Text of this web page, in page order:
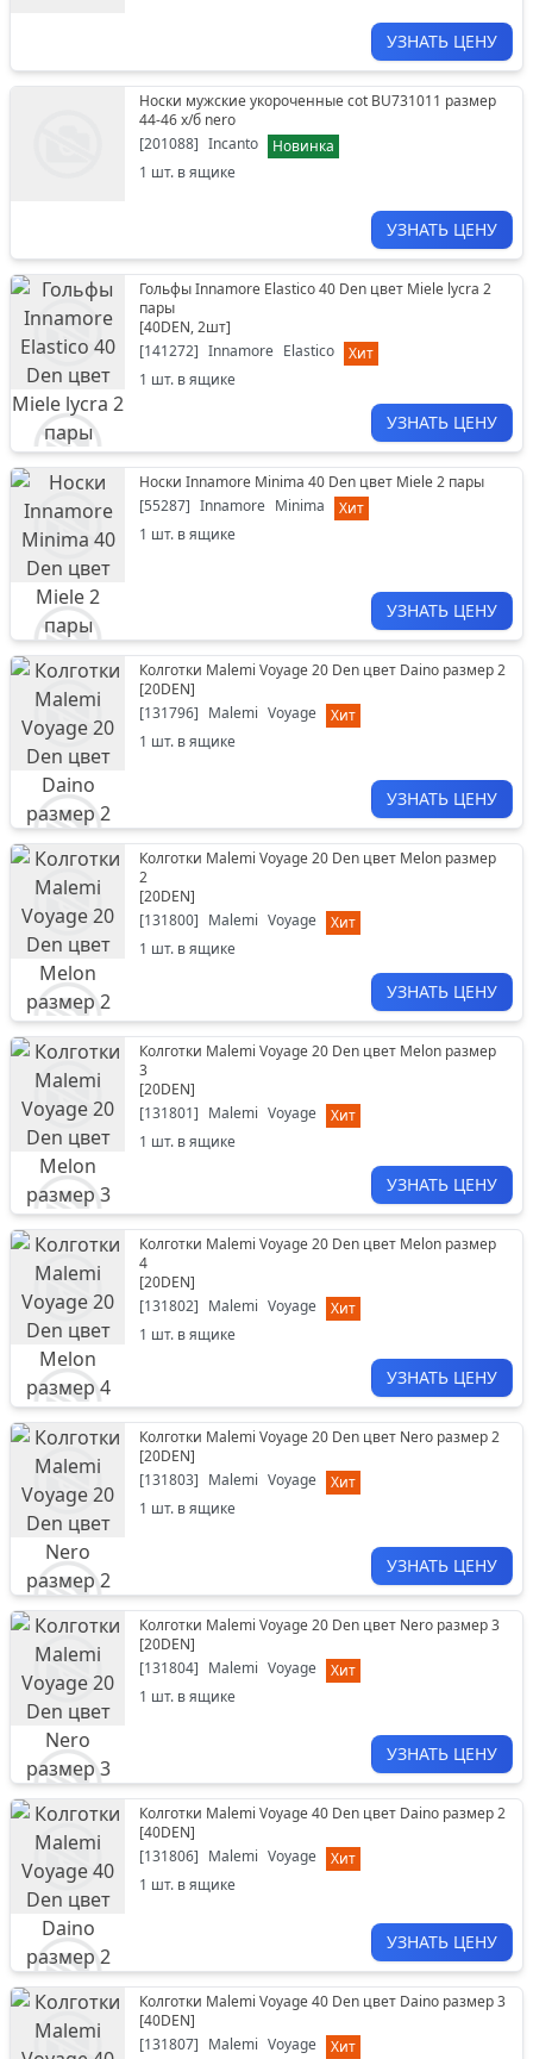
УЗНАТЬ ЦЕНУ
Носки мужские укороченные cot BU731011 размер
44-46 х/б nero
[201088] Incanto
Новинка
1 шт. в ящике
УЗНАТЬ ЦЕНУ
Гольфы Innamore Elastico 40 Den цвет Miele lycra 2
пары
[40DEN, 2шт]
[141272] Innamore Elastico
Хит
1 шт. в ящике
УЗНАТЬ ЦЕНУ
Носки Innamore Minima 40 Den цвет Miele 2 пары
[55287] Innamore Minima
Хит
1 шт. в ящике
УЗНАТЬ ЦЕНУ
Колготки Malemi Voyage 20 Den цвет Daino размер 2
[20DEN]
[131796] Malemi Voyage
Хит
1 шт. в ящике
УЗНАТЬ ЦЕНУ
Колготки Malemi Voyage 20 Den цвет Melon размер
2
[20DEN]
[131800] Malemi Voyage
Хит
1 шт. в ящике
УЗНАТЬ ЦЕНУ
Колготки Malemi Voyage 20 Den цвет Melon размер
3
[20DEN]
[131801] Malemi Voyage
Хит
1 шт. в ящике
УЗНАТЬ ЦЕНУ
Колготки Malemi Voyage 20 Den цвет Melon размер
4
[20DEN]
[131802] Malemi Voyage
Хит
1 шт. в ящике
УЗНАТЬ ЦЕНУ
Колготки Malemi Voyage 20 Den цвет Nero размер 2
[20DEN]
[131803] Malemi Voyage
Хит
1 шт. в ящике
УЗНАТЬ ЦЕНУ
Колготки Malemi Voyage 20 Den цвет Nero размер 3
[20DEN]
[131804] Malemi Voyage
Хит
1 шт. в ящике
УЗНАТЬ ЦЕНУ
Колготки Malemi Voyage 40 Den цвет Daino размер 2
[40DEN]
[131806] Malemi Voyage
Хит
1 шт. в ящике
УЗНАТЬ ЦЕНУ
Колготки Malemi Voyage 40 Den цвет Daino размер 3
[40DEN]
[131807] Malemi Voyage
Хит